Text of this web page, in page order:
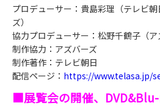
プロデューサー：貴島彩理（テレビ
ズ）
協力プロデューサー：松野千鶴子（ア
制作協力：アズバーズ
制作著作：テレビ朝日
配信ページ： https://www.telasa.jp/
■展覧会の開催、DVD&Blu-